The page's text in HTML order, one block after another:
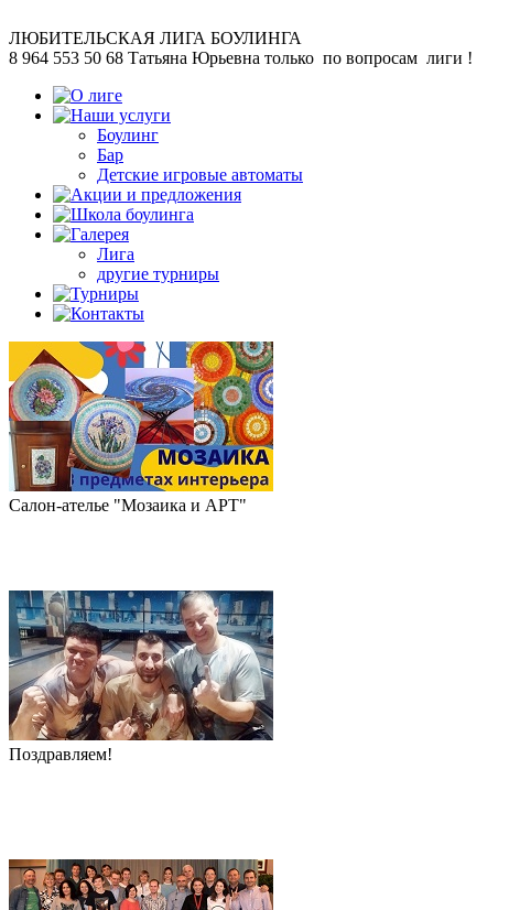
ЛЮБИТЕЛЬСКАЯ ЛИГА БОУЛИНГА
8 964 553 50 68 Татьяна Юрьевна только по вопросам лиги !
Боулинг
Бар
Детские игровые автоматы
Лига
другие турниры
Салон-ателье "Мозаика и АРТ"
Поздравляем!